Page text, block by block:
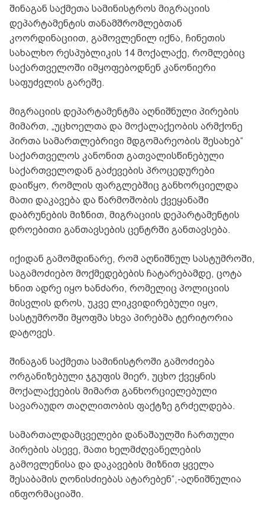
შინაგან საქმეთა სამინისტროს მიგრაციის
დეპარტამენტის თანამშრომლებთან
კოორდინაციით, გამოვლენილ იქნა, ჩინეთის
სახალხო რესპუბლიკის 14 მოქალაქე, რომლებიც
საქართველოში იმყოფებოდნენ კანონიერი
საფუძვლის გარეშე.
მიგრაციის დეპარტამენტმა აღნიშნული პირების
მიმართ, „უცხოელთა და მოქალაქეობის არმქონე
პირთა სამართლებრივი მდგომარეობის შესახებ“
საქართველოს კანონით გათვალისწინებული
საქართველოდან გაძევების პროცედურები
დაიწყო, რომლის ფარგლებშიც განხორციელდა
მათი დაკავება და წარმოშობის ქვეყანაში
დაბრუნების მიზნით, მიგრაციის დეპარტამენტის
დროებითი განთავსების ცენტრში განთავსება.
იქიდან გამომდინარე, რომ აღნიშნულ სასტუმროში,
საგამოძიებო მოქმედებების ჩატარებამდე, ცოტა
ხნით ადრე იყო ხანძარი, რომელიც პოლიციის
მისვლის დროს, უკვე ლიკვიდირებული იყო,
სასტუმროში მყოფმა სხვა პირებმა ტერიტორია
დატოვეს.
შინაგან საქმეთა სამინისტროში გამოძიება
ორგანიზებული ჯგუფის მიერ, უცხო ქვეყნის
მოქალაქეების მიმართ განხორციელებული
სავარაუდო თაღლითობის ფაქტზე გრძელდება.
სამართალდამცველები დანაშაულში ჩართული
პირების ასევე, მათი ხელმძღვანელების
გამოვლენისა და დაკავების მიზნით ყველა
შესაბამის ღონისძიებას ატარებენ“,-აღნიშნულია
ინფორმაციაში.